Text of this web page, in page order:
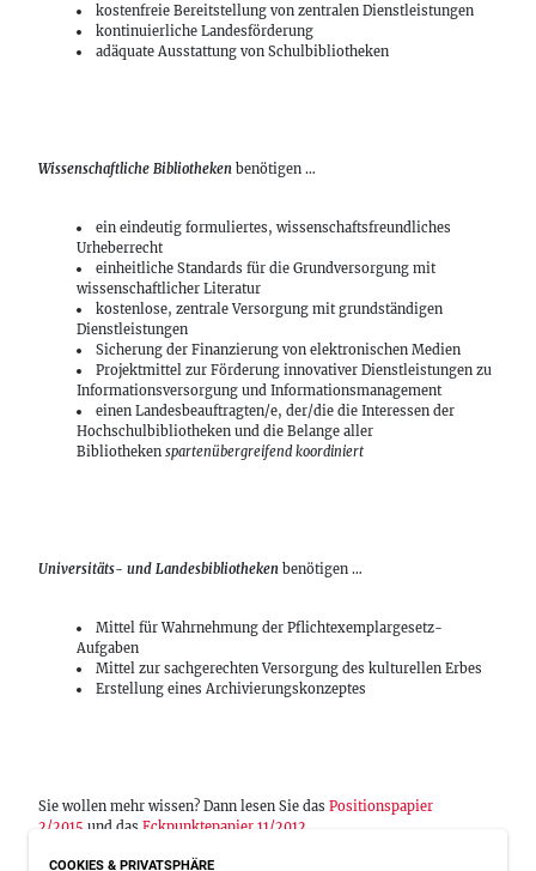
kostenfreie Bereitstellung von zentralen Dienstleistungen
kontinuierliche Landesförderung
adäquate Ausstattung von Schulbibliotheken
Wissenschaftliche Bibliotheken benötigen …
ein eindeutig formuliertes, wissenschaftsfreundliches
Urheberrecht
einheitliche Standards für die Grundversorgung mit
wissenschaftlicher Literatur
kostenlose, zentrale Versorgung mit grundständigen
Dienstleistungen
Sicherung der Finanzierung von elektronischen Medien
Projektmittel zur Förderung innovativer Dienstleistungen zu
Informationsversorgung und Informationsmanagement
einen Landesbeauftragten/e, der/die die Interessen der
Hochschulbibliotheken und die Belange aller
Bibliotheken spartenübergreifend koordiniert
Universitäts- und Landesbibliotheken benötigen …
Mittel für Wahrnehmung der Pflichtexemplargesetz-
Aufgaben
Mittel zur sachgerechten Versorgung des kulturellen Erbes
Erstellung eines Archivierungskonzeptes
Sie wollen mehr wissen? Dann lesen Sie das Positionspapier
2/2015 und das Eckpunktepapier 11/2012
COOKIES & PRIVATSPHÄRE